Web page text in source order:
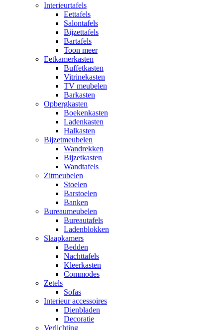
Interieurtafels
Eettafels
Salontafels
Bijzettafels
Bartafels
Toon meer
Eetkamerkasten
Buffetkasten
Vitrinekasten
TV meubelen
Barkasten
Opbergkasten
Boekenkasten
Ladenkasten
Halkasten
Bijzetmeubelen
Wandrekken
Bijzetkasten
Wandtafels
Zitmeubelen
Stoelen
Barstoelen
Banken
Bureaumeubelen
Bureautafels
Ladenblokken
Slaapkamers
Bedden
Nachttafels
Kleerkasten
Commodes
Zetels
Sofas
Interieur accessoires
Dienbladen
Decoratie
Verlichting